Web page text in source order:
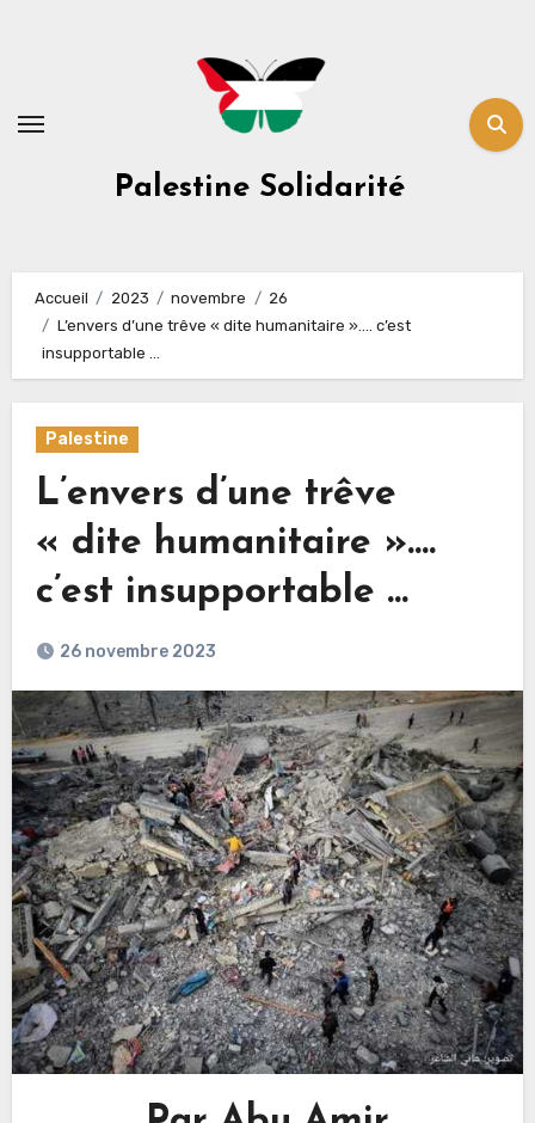
Palestine Solidarité
Accueil 2023 novembre
26
L’envers d’une trêve « dite humanitaire »…. c’est
insupportable …
Palestine
L’envers d’une trêve
« dite humanitaire »….
c’est insupportable …
26 novembre 2023